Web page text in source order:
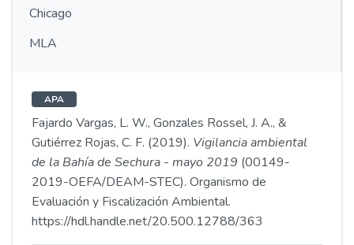
Chicago
MLA
APA
Fajardo Vargas, L. W., Gonzales Rossel, J. A., &
Gutiérrez Rojas, C. F. (2019). Vigilancia ambiental
de la Bahía de Sechura - mayo 2019 (00149-
2019-OEFA/DEAM-STEC). Organismo de
Evaluación y Fiscalización Ambiental.
https://hdl.handle.net/20.500.12788/363